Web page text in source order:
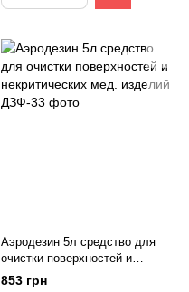
Аэродезин 5л средство для
очистки поверхностей и
некритических мед. изделий
853 грн